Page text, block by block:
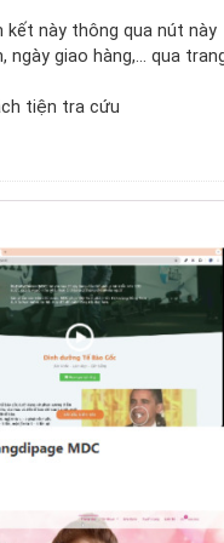
kết này thông qua nút này
ngày giao hàng,… qua
tiện tra cứu